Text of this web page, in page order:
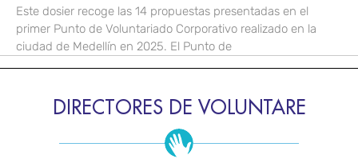
Este dosier recoge las 14 propuestas presentadas en el
primer Punto de Voluntariado Corporativo realizado en la
ciudad de Medellín en 2025. El Punto de
DIRECTORES DE VOLUNTARE